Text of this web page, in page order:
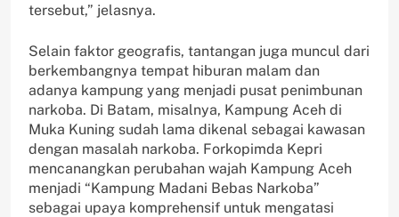
tersebut,” jelasnya.
Selain faktor geografis, tantangan juga muncul dari
berkembangnya tempat hiburan malam dan
adanya kampung yang menjadi pusat penimbunan
narkoba. Di Batam, misalnya, Kampung Aceh di
Muka Kuning sudah lama dikenal sebagai kawasan
dengan masalah narkoba. Forkopimda Kepri
mencanangkan perubahan wajah Kampung Aceh
menjadi “Kampung Madani Bebas Narkoba”
sebagai upaya komprehensif untuk mengatasi